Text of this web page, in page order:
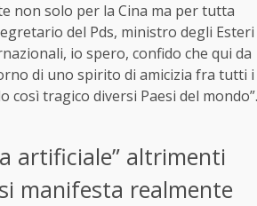
non solo per la Cina ma per tutta
del Pds, ministro degli Esteri
io spero, confido che qui da
di uno spirito di amicizia fra tutti i
tragico diversi Paesi del mondo”.
artificiale” altrimenti
manifesta realmente